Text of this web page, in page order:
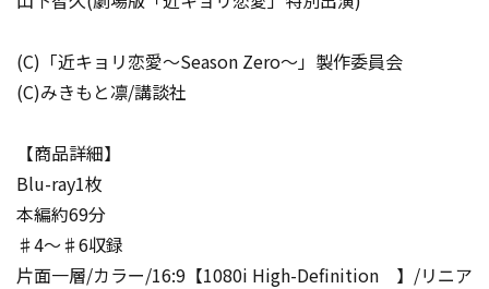
(C)「近キョリ恋愛～Season Zero～」製作委員会
(C)みきもと凛/講談社
【商品詳細】
Blu-ray1枚
本編約69分
♯4～♯6収録
片面一層/カラー/16:9【1080i High-Definition 】/リニア